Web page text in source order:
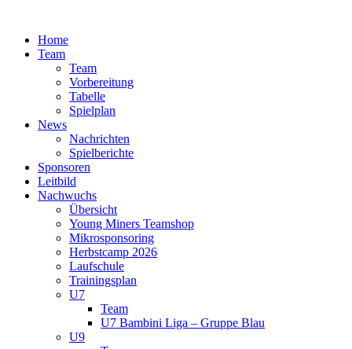
springenHome
Team
Team
Vorbereitung
Tabelle
Spielplan
News
Nachrichten
Spielberichte
Sponsoren
Leitbild
Nachwuchs
Übersicht
Young Miners Teamshop
Mikrosponsoring
Herbstcamp 2026
Laufschule
Trainingsplan
U7
Team
U7 Bambini Liga – Gruppe Blau
U9